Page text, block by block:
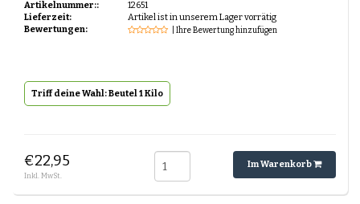
Espresso-rub
Peppermint Mocha
Desserts und Gebäck mit Kaffee
Artikelnummer::
12651
Lieferzeit:
Artikel ist in unserem Lager vorrätig
Bewertungen:
| Ihre Bewertung hinzufügen
Triff deine Wahl: Beutel 1 Kilo
€22,95
Inkl. MwSt.
Im Warenkorb